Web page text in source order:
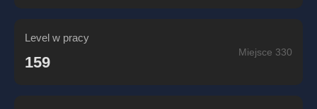
Level w pracy
159
Miejsce 330